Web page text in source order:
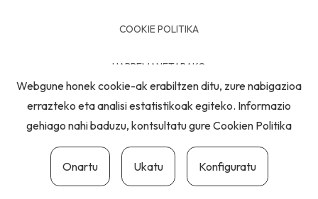
COOKIE POLITIKA
HARREMANETARAKO
Webgune honek cookie-ak erabiltzen ditu, zure nabigazioa
errazteko eta analisi estatistikoak egiteko. Informazio
gehiago nahi baduzu, kontsultatu gureCookien Politika
Onartu Ukatu Konfiguratu